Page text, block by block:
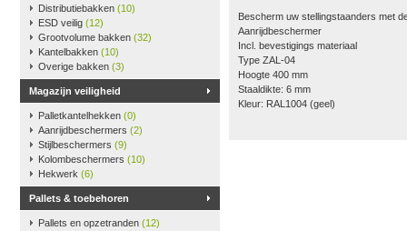
Distributiebakken (10)
ESD veilig (12)
Grootvolume bakken (32)
Kantelbakken (10)
Overige bakken (3)
Magazijn veiligheid
Palletkantelhekken (0)
Aanrijdbeschermers (2)
Stijlbeschermers (9)
Kolombeschermers (10)
Hekwerk (6)
Pallets & toebehoren
Pallets en opzetranden (12)
Bescherm uw stellingstaanders met
Aanrijdbeschermer
Incl. bevestigings materiaal
Type ZAL-04
Hoogte 400 mm
Staaldikte: 6 mm
Kleur: RAL1004 (geel)